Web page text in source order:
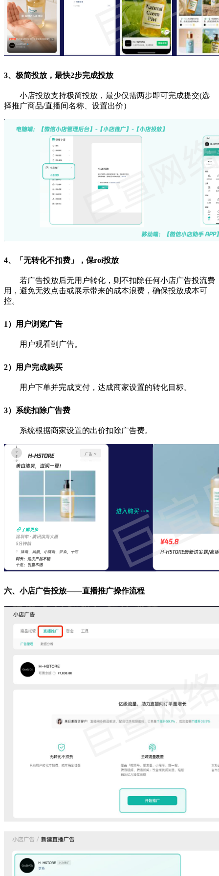
3、极简投放，最快2步完成投放
小店投放支持极简投放，最少仅需两步即可完成提交(选
择推广商品/直播间名称、设置出价）
4、「无转化不扣费」，保roi投放
若广告投放后无用户转化，则不扣除任何小店广告投流费
用，避免无效点击或展示带来的成本浪费，确保投放成本可
控。
1）用户浏览广告
用户观看到广告。
2）用户完成购买
用户下单并完成支付，达成商家设置的转化目标。
3）系统扣除广告费
系统根据商家设置的出价扣除广告费。
六、小店广告投放——直播推广操作流程